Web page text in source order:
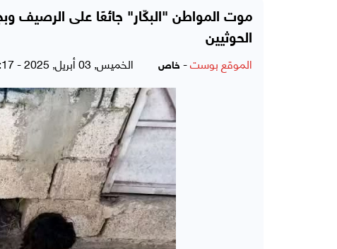
موت المواطن "البكّار" جائعًا على الرصيف
الحوثيين
الموقع بوست- خاص الخميس, 03 أبريل, 2025 - 08:17 مساءً